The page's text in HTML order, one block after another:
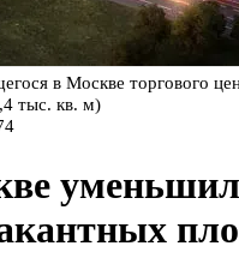
в Москве торгового
тыс. кв. м)